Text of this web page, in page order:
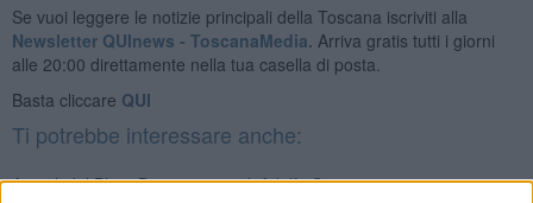
Se vuoi leggere le notizie principali della Toscana iscriviti alla
Newsletter QUInews - ToscanaMedia. Arriva gratis tutti i giorni
alle 20:00 direttamente nella tua casella di posta.
Basta cliccare QUI
Ti potrebbe interessare anche:
Articoli dal Blog “Disincantato” di Adolfo Santoro